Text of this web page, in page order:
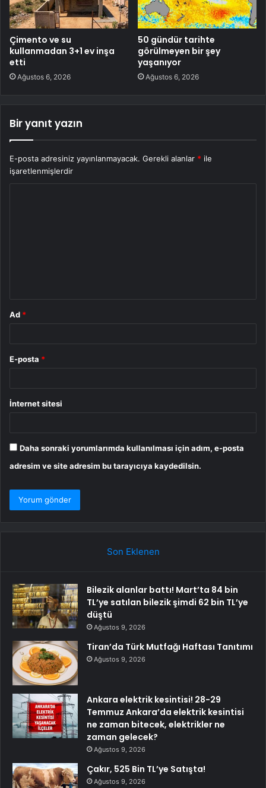
Çimento ve su
kullanmadan 3+1 ev inşa
etti
Ağustos 6, 2026
50 gündür tarihte
görülmeyen bir şey
yaşanıyor
Ağustos 6, 2026
Bir yanıt yazın
E-posta adresiniz yayınlanmayacak. Gerekli alanlar * ile
işaretlenmişlerdir
Ad *
E-posta *
İnternet sitesi
Daha sonraki yorumlarımda kullanılması için adım, e-posta
adresim ve site adresim bu tarayıcıya kaydedilsin.
Son Eklenen
Bilezik alanlar battı! Mart’ta 84 bin
TL’ye satılan bilezik şimdi 62 bin TL’ye
düştü
Ağustos 9, 2026
Tiran’da Türk Mutfağı Haftası Tanıtımı
Ağustos 9, 2026
Ankara elektrik kesintisi! 28-29
Temmuz Ankara’da elektrik kesintisi
ne zaman bitecek, elektrikler ne
zaman gelecek?
Ağustos 9, 2026
Çakır, 525 Bin TL’ye Satışta!
Ağustos 9, 2026